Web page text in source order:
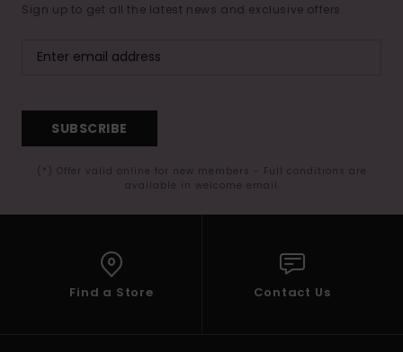
Sign up to get all the latest news and exclusive offers.
SUBSCRIBE
(*) Offer valid online for new members - Full conditions are
available in welcome email
Find a Store Contact Us